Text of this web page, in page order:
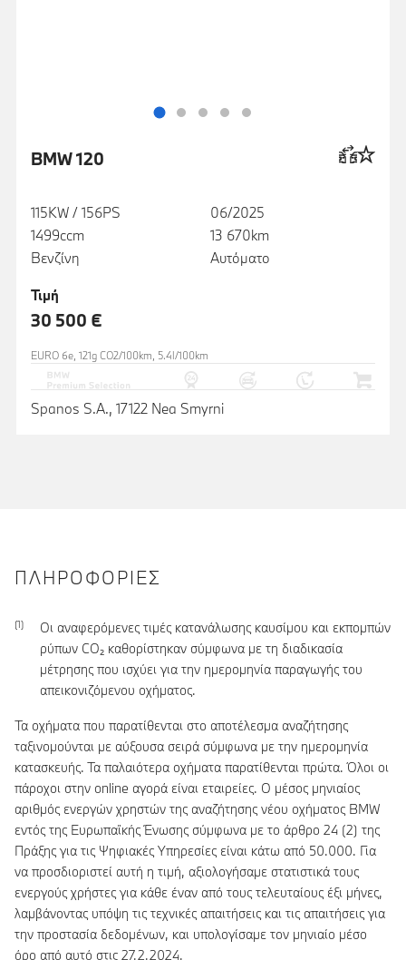
BMW 120
115KW / 156PS
1499ccm
Βενζίνη
06/2025
13 670km
Αυτόματο
Τιμή
30 500 €
EURO 6e, 121g CO2/100km, 5.4l/100km
Spanos S.A., 17122 Nea Smyrni
ΠΛΗΡΟΦΟΡΊΕΣ
Οι αναφερόμενες τιμές κατανάλωσης καυσίμου και εκπομπών
ρύπων CO₂ καθορίστηκαν σύμφωνα με τη διαδικασία
μέτρησης που ισχύει για την ημερομηνία παραγωγής του
απεικονιζόμενου οχήματος.
Τα οχήματα που παρατίθενται στο αποτέλεσμα αναζήτησης
ταξινομούνται με αύξουσα σειρά σύμφωνα με την ημερομηνία
κατασκευής. Τα παλαιότερα οχήματα παρατίθενται πρώτα. Όλοι οι
πάροχοι στην online αγορά είναι εταιρείες. Ο μέσος μηνιαίος
αριθμός ενεργών χρηστών της αναζήτησης νέου οχήματος BMW
εντός της Ευρωπαϊκής Ένωσης σύμφωνα με το άρθρο 24 (2) της
Πράξης για τις Ψηφιακές Υπηρεσίες είναι κάτω από 50.000. Για
να προσδιοριστεί αυτή η τιμή, αξιολογήσαμε στατιστικά τους
ενεργούς χρήστες για κάθε έναν από τους τελευταίους έξι μήνες,
λαμβάνοντας υπόψη τις τεχνικές απαιτήσεις και τις απαιτήσεις για
την προστασία δεδομένων, και υπολογίσαμε τον μηνιαίο μέσο
όρο από αυτό στις 27.2.2024.